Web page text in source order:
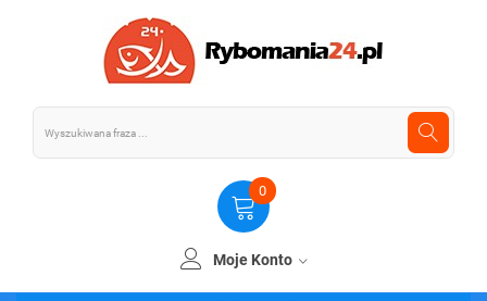
0
Moje Konto